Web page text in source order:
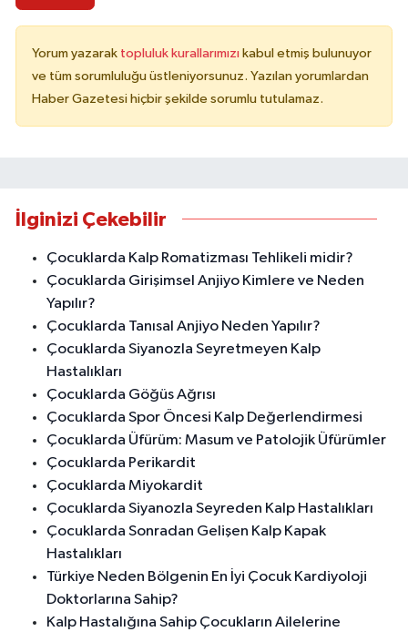
Yorum yazarak topluluk kurallarımızı kabul etmiş bulunuyor
ve tüm sorumluluğu üstleniyorsunuz. Yazılan yorumlardan
Haber Gazetesi hiçbir şekilde sorumlu tutulamaz.
İlginizi Çekebilir
Çocuklarda Kalp Romatizması Tehlikeli midir?
Çocuklarda Girişimsel Anjiyo Kimlere ve Neden
Yapılır?
Çocuklarda Tanısal Anjiyo Neden Yapılır?
Çocuklarda Siyanozla Seyretmeyen Kalp
Hastalıkları
Çocuklarda Göğüs Ağrısı
Çocuklarda Spor Öncesi Kalp Değerlendirmesi
Çocuklarda Üfürüm: Masum ve Patolojik Üfürümler
Çocuklarda Perikardit
Çocuklarda Miyokardit
Çocuklarda Siyanozla Seyreden Kalp Hastalıkları
Çocuklarda Sonradan Gelişen Kalp Kapak
Hastalıkları
Türkiye Neden Bölgenin En İyi Çocuk Kardiyoloji
Doktorlarına Sahip?
Kalp Hastalığına Sahip Çocukların Ailelerine